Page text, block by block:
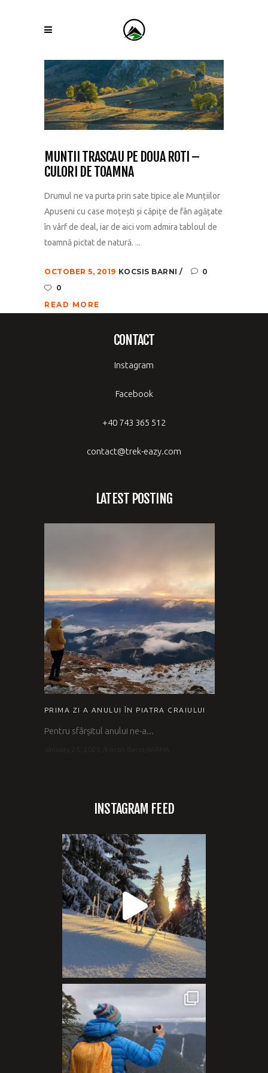
MUNTII TRASCAU PE DOUA ROTI –
CULORI DE TOAMNA
Drumul ne va purta prin sate tipice ale Munțiilor
Apuseni cu case moțești și căpițe de fân agățate
în vârf de deal, iar de aici vom admira tabloul de
toamnă pictat de natură. ...
OCTOBER 5, 2019 KOCSIS BARNI
0
0
READ MORE
CONTACT
Instagram
Facebook
+40 743 365 512
contact@trek-eazy.com
LATEST POSTING
PRIMA ZI A ANULUI ÎN PIATRA CRAIULUI
Pentru sfârșitul anului ne-a...
INSTAGRAM FEED